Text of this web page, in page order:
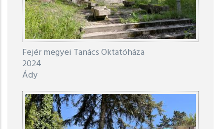
Fejér megyei Tanács Oktatóháza
2024
Ády